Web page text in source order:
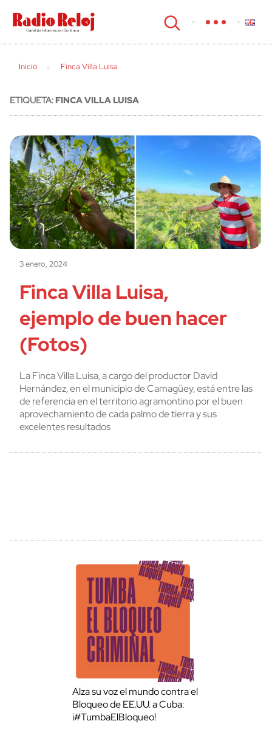
cerrar
Inicio Finca Villa Luisa
ETIQUETA:FINCA VILLA LUISA
3 enero, 2024
Finca Villa Luisa,
ejemplo de buen hacer
(Fotos)
La Finca Villa Luisa, a cargo del productor David
Hernández, en el municipio de Camagüey, está entre las
de referencia en el territorio agramontino por el buen
aprovechamiento de cada palmo de tierra y sus
excelentes resultados
Alza su voz el mundo contra el
Bloqueo de EE.UU. a Cuba:
¡#TumbaElBloqueo!